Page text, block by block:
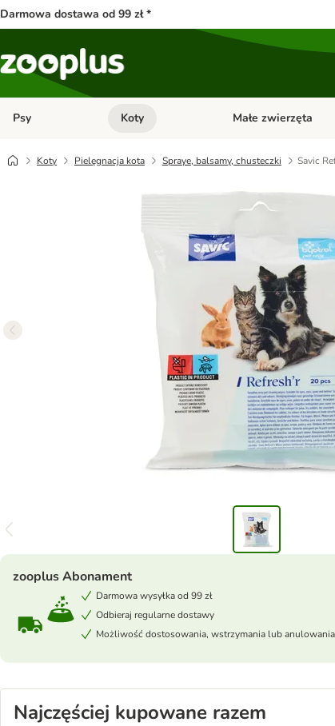
Darmowa dostawa od 99 zł *
Psy Otwórz menu kategorii: Psy
Koty Otwórz menu
Małe zwierzęta
Koty Pielęgnacja kota Spraye, balsamy, chusteczki
Savic
zooplus Abonament
Darmowa wysyłka od 99 zł
Odbieraj regularne dostawy
Możliwość dostosowania, wstrzymania lub
Najczęściej kupowane razem